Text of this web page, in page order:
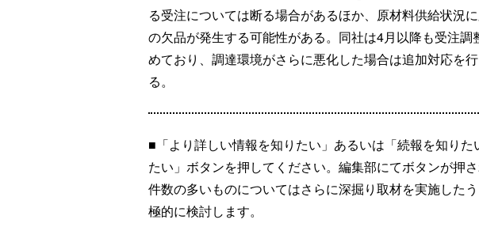
る受注については断る場合があるほか、原材料供給状況
の欠品が発生する可能性がある。同社は4月以降も受注
めており、調達環境がさらに悪化した場合は追加対応を
る。
■「より詳しい情報を知りたい」あるいは「続報を知りた
たい」ボタンを押してください。編集部にてボタンが押さ
件数の多いものについてはさらに深掘り取材を実施した
極的に検討します。